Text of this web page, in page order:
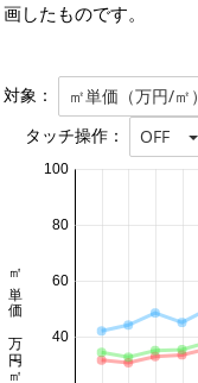
画したものです。
対象： ㎡単価（万円/㎡）
タッチ操作： OFF
40
60
80
100
㎡単価 万円/㎡